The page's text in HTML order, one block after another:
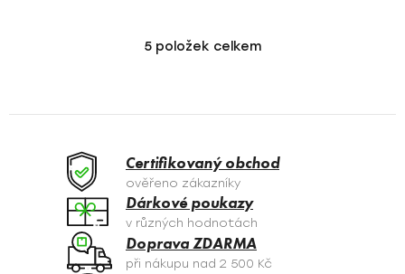
O
á
c
í
p
r
v
5položek celkem
Certifikovaný obchod
ověřeno zákazníky
Dárkové poukazy
v různých hodnotách
Doprava ZDARMA
při nákupu nad 2 500 Kč